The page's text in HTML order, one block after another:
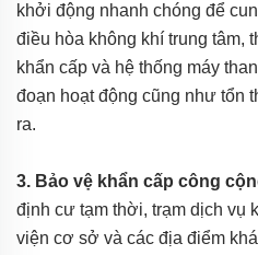
khởi động nhanh chóng để
điều hòa không khí trung tâm,
khẩn cấp và hệ thống máy
đoạn hoạt động cũng như tổn
ra.
3. Bảo vệ khẩn cấp công
định cư tạm thời, trạm dịch vụ
viện cơ sở và các địa điểm